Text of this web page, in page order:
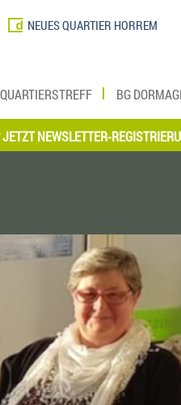
NEUES QUARTIER HORREM
QUARTIERSTREFF BG
REGISTRIERUNG